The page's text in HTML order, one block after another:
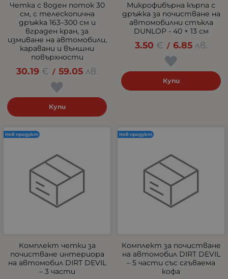
Четка с воден поток 30
см, с телескопична
дръжка 163–300 см и
вграден кран, за
измиване на автомобили,
каравани и външни
повърхности
30.19 € / 59.05 лв.
Купи
Микрофибърна кърпа с
дръжка за почистване на
автомобилни стъкла
DUNLOP - 40 × 13 см
3.50 € / 6.85 лв.
Купи
Комплект четки за
почистване интериора
на автомобил DIRT DEVIL
– 3 части
Нов продукт
Комплект за почистване
на автомобил DIRT DEVIL
– 5 части със сгъваема
кофа
Нов продукт